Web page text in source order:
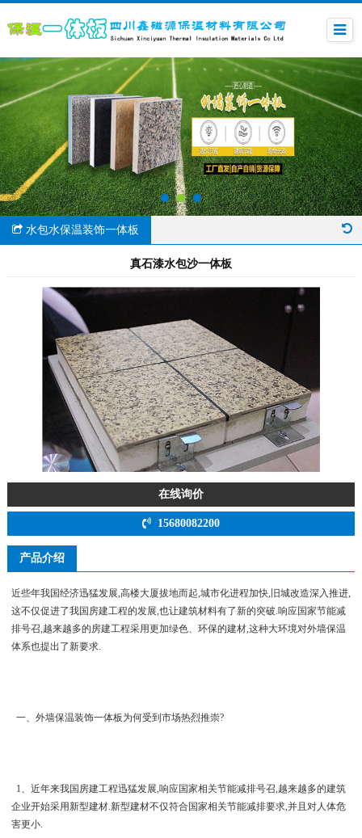
水包水保温装饰一体板
真石漆水包沙一体板
在线询价
15680082200
产品介绍
近些年我国经济迅猛发展,高楼大厦拔地而起,城市化进程加快,旧城改造深入推进,
这不仅促进了我国房建工程的发展,也让建筑材料有了新的突破.响应国家节能减
排号召,越来越多的房建工程采用更加绿色、环保的建材,这种大环境对外墙保温
体系也提出了新要求.
一、外墙保温装饰一体板为何受到市场热烈推崇?
1、近年来我国房建工程迅猛发展,响应国家相关节能减排号召,越来越多的建筑
企业开始采用新型建材.新型建材不仅符合国家相关节能减排要求,并且对人体危
害更小.